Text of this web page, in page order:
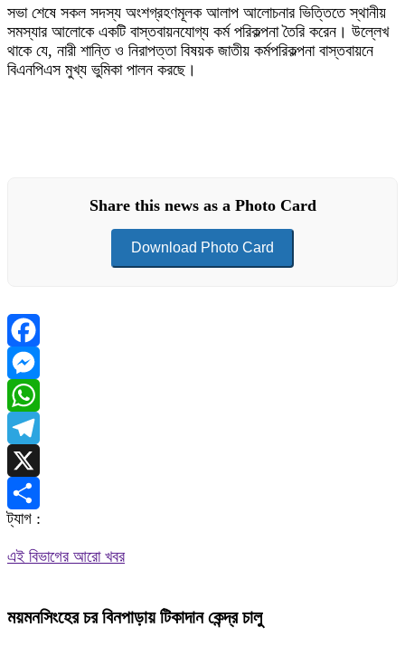
সভা শেষে সকল সদস্য অংশগ্রহণমূলক আলাপ আলোচনার ভিত্তিতে স্থানীয়
সমস্যার আলোকে একটি বাস্তবায়নযোগ্য কর্ম পরিকল্পনা তৈরি করেন। উল্লেখ
থাকে যে, নারী শান্তি ও নিরাপত্তা বিষয়ক জাতীয় কর্মপরিকল্পনা বাস্তবায়নে
বিএনপিএস মুখ্য ভুমিকা পালন করছে।
Share this news as a Photo Card
Download Photo Card
Facebook
Messenger
WhatsApp
Telegram
X
Share
ট্যাগ :
এই বিভাগের আরো খবর
ময়মনসিংহের চর বিনপাড়ায় টিকাদান কেন্দ্র চালু